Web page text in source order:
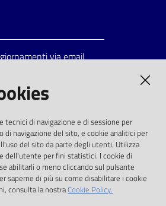
via email
dalla direttiva
CE e dal d.lgs. 36/2006
tecnici di navigazione e di sessione per
di navigazione del sito, e cookie analitici per
del sito da parte degli utenti. Utilizza
dell'utente per fini statistici. I cookie di
abilitarli o meno cliccando sul pulsante
saperne di più su come disabilitare i cookie
consulta la nostraCookie Policy.